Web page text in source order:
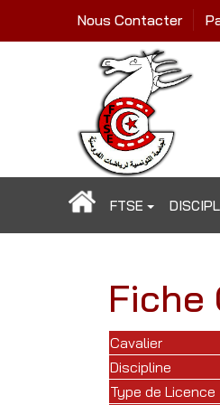
Nous Contacter
FTSE
Fiche
Cavalier
Discipline
Type de Licence